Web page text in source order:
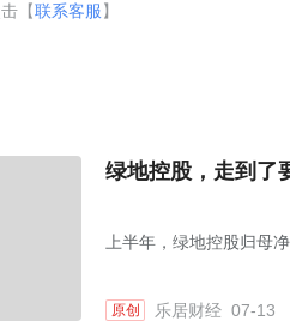
【联系客服】
绿地控股，走到了
上半年，绿地控股归母
原创 乐居财经 07-13